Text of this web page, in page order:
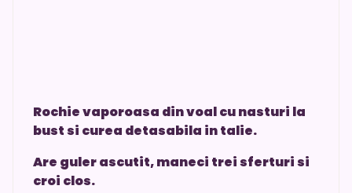
Rochie vaporoasa din voal cu nasturi la
bust si curea detasabila in talie.
Are guler ascutit, maneci trei sferturi si
croi clos.